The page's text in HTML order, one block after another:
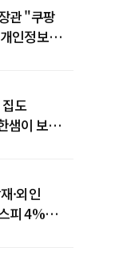
관 "쿠팡
인정보
도
이 보여준
·외인
피 4%